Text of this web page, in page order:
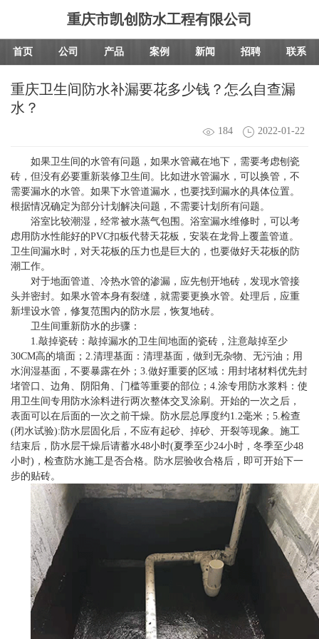
重庆市凯创防水工程有限公司
首页 公司 产品 案例 新闻 招聘 联系
重庆卫生间防水补漏要花多少钱？怎么自查漏
水？
184 2022-01-22
如果卫生间的水管有问题，如果水管藏在地下，需要考虑刨瓷
砖，但没有必要重新装修卫生间。比如进水管漏水，可以换管，不
需要漏水的水管。如果下水管道漏水，也要找到漏水的具体位置。
根据情况确定为部分计划解决问题，不需要计划所有问题。
浴室比较潮湿，经常被水蒸气包围。浴室漏水维修时，可以考
虑用防水性能好的PVC扣板代替天花板，安装在龙骨上覆盖管道。
卫生间漏水时，对天花板的压力也是巨大的，也要做好天花板的防
潮工作。
对于地面管道、冷热水管的渗漏，应先刨开地砖，发现水管接
头并密封。如果水管本身有裂缝，就需要更换水管。处理后，应重
新埋设水管，修复范围内的防水层，恢复地砖。
卫生间重新防水的步骤：
1.敲掉瓷砖：敲掉漏水的卫生间地面的瓷砖，注意敲掉至少
30CM高的墙面；2.清理基面：清理基面，做到无杂物、无污油；用
水润湿基面，不要暴露在外；3.做好重要的区域：用封堵材料优先封
堵管口、边角、阴阳角、门槛等重要的部位；4.涂专用防水浆料：使
用卫生间专用防水涂料进行两次整体交叉涂刷。开始的一次之后，
表面可以在后面的一次之前干燥。防水层总厚度约1.2毫米；5.检查
(闭水试验):防水层固化后，不应有起砂、掉砂、开裂等现象。施工
结束后，防水层干燥后请蓄水48小时(夏季至少24小时，冬季至少48
小时)，检查防水施工是否合格。防水层验收合格后，即可开始下一
步的贴砖。